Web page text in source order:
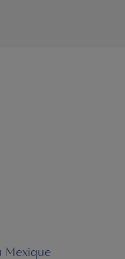
Mexique